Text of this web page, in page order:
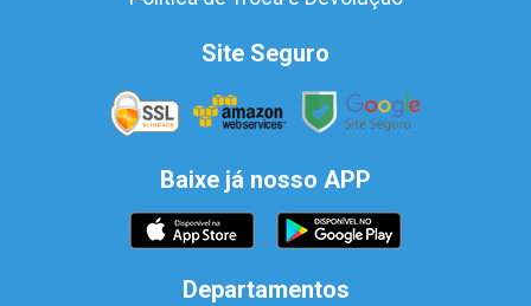
Site Seguro
Baixe já nosso APP
Departamentos